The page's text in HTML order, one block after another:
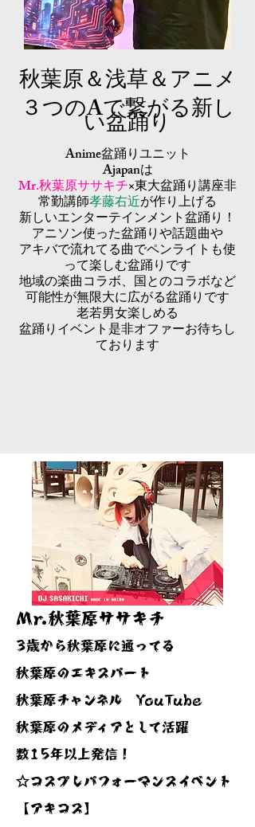
秋葉原＆浅草＆アニメ
​３つのAで繋がる新し
い盆踊り
Anime盆踊りユニット
Ajapanは
Mr.秋葉原ササキチ×東大盆踊り講座非
常勤講師孝藤右近が作り上げる
新しいエンターテインメント盆踊り！
アニソン使った盆踊りや話題曲や
アキバで流れてる曲でペンライトも使
って楽しむ盆踊りです
地域の楽曲コラボ、国とのコラボなど
可能性が無限大に広がる盆踊りです
老若男女楽しめる
​盆踊りイベント是非オファーお待ちし
ております
Mr.秋葉原ササキチ
3歳から秋葉原に通ってる
秋葉原のエキスパート
秋葉原チャンネル YouTube
秋葉原のメディアとして活躍
数15年以上発信！
☆コスプレパフォーマンスイベント
【アキコス】